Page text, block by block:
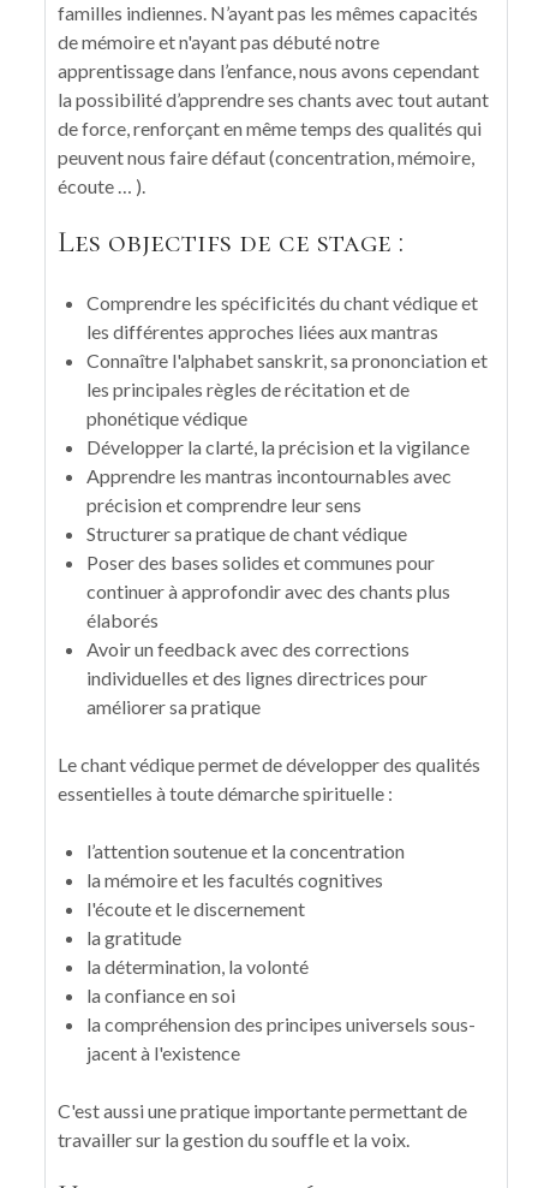
familles indiennes. N’ayant pas les mêmes capacités
de mémoire et n'ayant pas débuté notre
apprentissage dans l’enfance, nous avons cependant
la possibilité d’apprendre ses chants avec tout autant
de force, renforçant en même temps des qualités qui
peuvent nous faire défaut (concentration, mémoire,
écoute … ).
Les objectifs de ce stage :
Comprendre les spécificités du chant védique et
les différentes approches liées aux mantras
Connaître l'alphabet sanskrit, sa prononciation et
les principales règles de récitation et de
phonétique védique
Développer la clarté, la précision et la vigilance
Apprendre les mantras incontournables avec
précision et comprendre leur sens
Structurer sa pratique de chant védique
Poser des bases solides et communes pour
continuer à approfondir avec des chants plus
élaborés
Avoir un feedback avec des corrections
individuelles et des lignes directrices pour
améliorer sa pratique
Le chant védique permet de développer des qualités
essentielles à toute démarche spirituelle :
l’attention soutenue et la concentration
la mémoire et les facultés cognitives
l'écoute et le discernement
la gratitude
la détermination, la volonté
la confiance en soi
la compréhension des principes universels sous-
jacent à l'existence
C'est aussi une pratique importante permettant de
travailler sur la gestion du souffle et la voix.